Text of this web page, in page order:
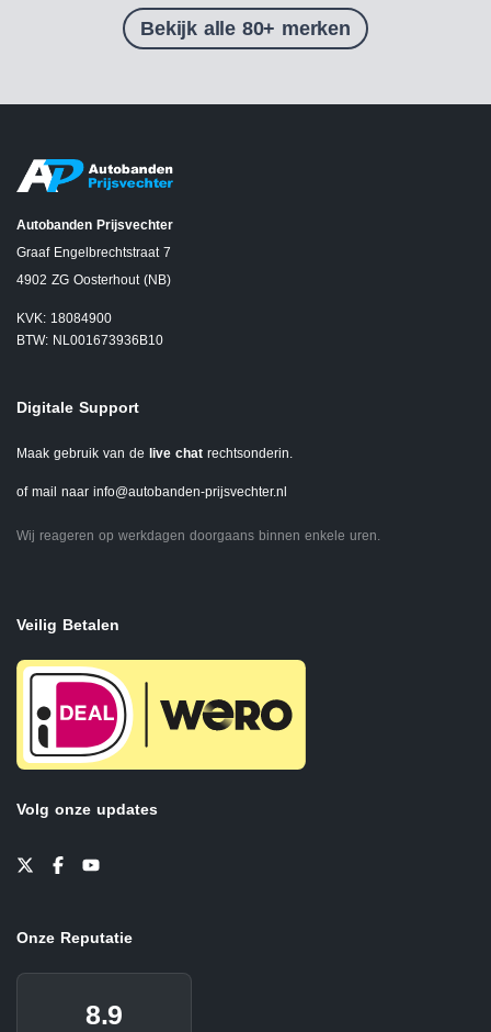
Bekijk alle 80+ merken
Autobanden Prijsvechter
Graaf Engelbrechtstraat 7
4902 ZG Oosterhout (NB)
KVK: 18084900
BTW: NL001673936B10
Digitale Support
Maak gebruik van de live chat rechtsonderin.
of mail naar info@autobanden-prijsvechter.nl
Wij reageren op werkdagen doorgaans binnen enkele uren.
Veilig Betalen
Volg onze updates
Onze Reputatie
8.9